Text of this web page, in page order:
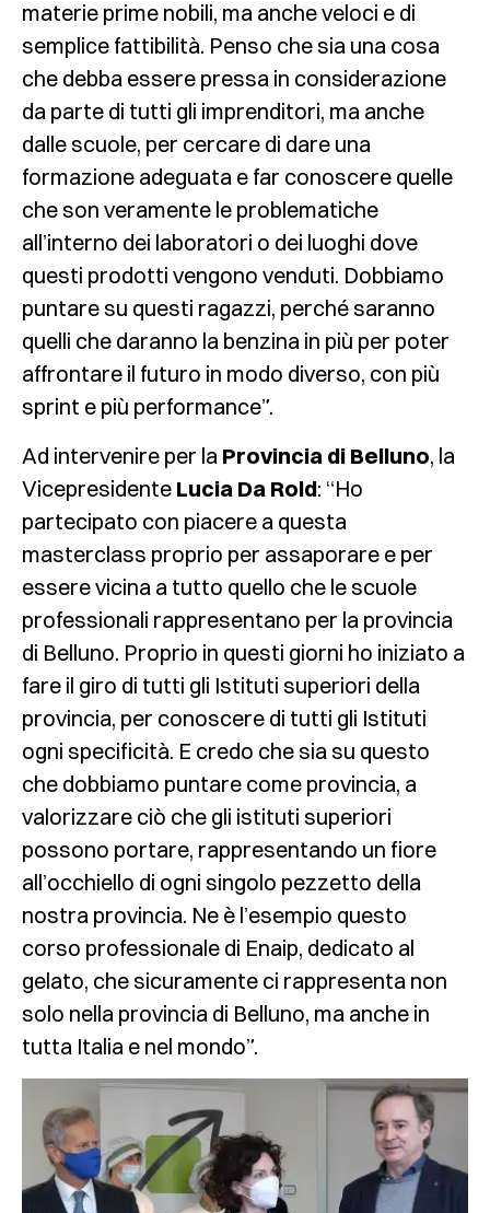
materie prime nobili, ma anche veloci e di
semplice fattibilità. Penso che sia una cosa
che debba essere pressa in considerazione
da parte di tutti gli imprenditori, ma anche
dalle scuole, per cercare di dare una
formazione adeguata e far conoscere quelle
che son veramente le problematiche
all’interno dei laboratori o dei luoghi dove
questi prodotti vengono venduti. Dobbiamo
puntare su questi ragazzi, perché saranno
quelli che daranno la benzina in più per poter
affrontare il futuro in modo diverso, con più
sprint e più performance”.
Ad intervenire per la Provincia di Belluno, la
Vicepresidente Lucia Da Rold: “Ho
partecipato con piacere a questa
masterclass proprio per assaporare e per
essere vicina a tutto quello che le scuole
professionali rappresentano per la provincia
di Belluno. Proprio in questi giorni ho iniziato a
fare il giro di tutti gli Istituti superiori della
provincia, per conoscere di tutti gli Istituti
ogni specificità. E credo che sia su questo
che dobbiamo puntare come provincia, a
valorizzare ciò che gli istituti superiori
possono portare, rappresentando un fiore
all’occhiello di ogni singolo pezzetto della
nostra provincia. Ne è l’esempio questo
corso professionale di Enaip, dedicato al
gelato, che sicuramente ci rappresenta non
solo nella provincia di Belluno, ma anche in
tutta Italia e nel mondo”.